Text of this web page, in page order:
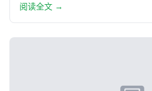
阅读全文 →